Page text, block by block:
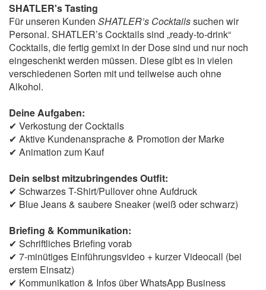
SHATLER's Tasting
Für unseren Kunden SHATLER’s Cocktailssuchen wir
Personal. SHATLER’s Cocktails sind „ready-to-drink“
Cocktails, die fertig gemixt in der Dose sind und nur noch
eingeschenkt werden müssen. Diese gibt es in vielen
verschiedenen Sorten mit und teilweise auch ohne
Alkohol.
Deine Aufgaben:
✔ Verkostung der Cocktails
✔ Aktive Kundenansprache & Promotion der Marke
✔ Animation zum Kauf
Dein selbst mitzubringendes Outfit:
✔ Schwarzes T-Shirt/Pullover ohne Aufdruck
✔ Blue Jeans & saubere Sneaker (weiß oder schwarz)
Briefing & Kommunikation:
✔ Schriftliches Briefing vorab
✔ 7-minütiges Einführungsvideo + kurzer Videocall (bei
erstem Einsatz)
✔ Kommunikation & Infos über WhatsApp Business